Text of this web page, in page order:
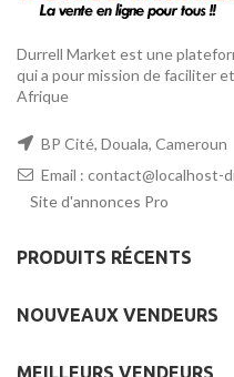
Durrell Market est une
qui a pour mission de faciliter
Afrique
BP Cité, Douala, Cameroun
Email : contact@localhost-
Site d'annonces Pro
PRODUITS RÉCENTS
NOUVEAUX VENDEURS
MEILLEURS VENDEURS